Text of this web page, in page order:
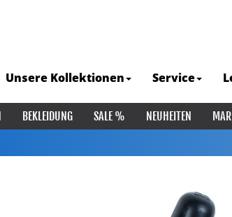
Unsere Kollektionen Service
BEKLEIDUNG SALE % NEUHEITEN